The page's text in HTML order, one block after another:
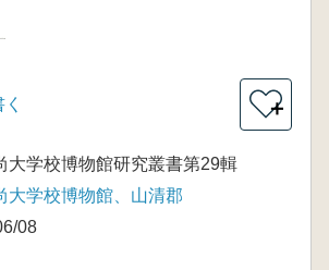
＋
大学校博物館研究叢書第29輯
大学校博物館、山清郡
08